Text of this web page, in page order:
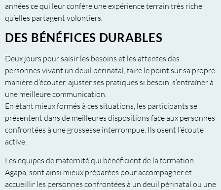
années ce qui leur confère une expérience terrain très riche
qu’elles partagent volontiers.
DES BÉNÉFICES DURABLES
Deux jours pour saisir les besoins et les attentes des
personnes vivant un deuil périnatal, faire le point sur sa propre
manière d’écouter, ajuster ses pratiques si besoin, s’entraîner à
une meilleure communication.
En étant mieux formés à ces situations, les participants se
présentent dans de meilleures dispositions face aux personnes
confrontées à une grossesse interrompue. Ils osent l’écoute
active.
Les équipes de maternité qui bénéficient de la formation
Agapa, sont ainsi mieux préparées pour accompagner et
accueillir les personnes confrontées à un deuil périnatal ou une